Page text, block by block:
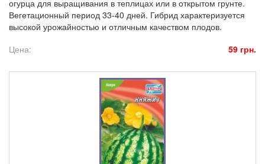
огурца для выращивания в теплицах или в открытом грунте.
Вегетационный период 33-40 дней. Гибрид характеризуется
высокой урожайностью и отличным качеством плодов.
Цена:
59 грн.